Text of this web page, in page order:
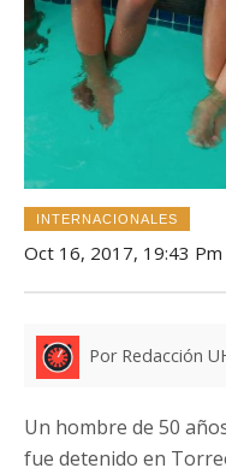
INTERNACIONALES
Oct 16, 2017, 19:43 Pm
Por Redacción
Un hombre de 50
fue detenido en